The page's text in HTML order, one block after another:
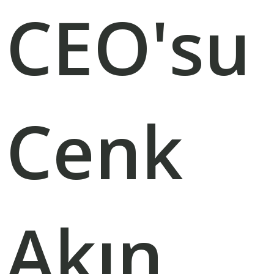
CEO'su
Cenk